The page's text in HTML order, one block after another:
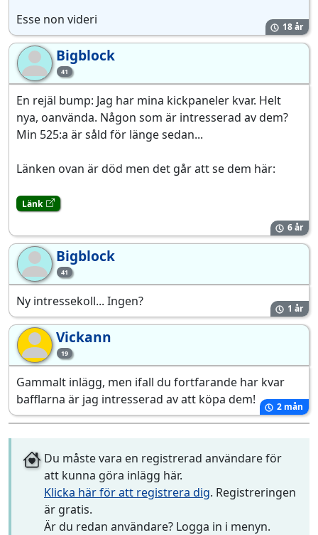
Esse non videri 18 år
Bi 41
Bigblock
En rejäl bump: Jag har mina kickpaneler kvar. Helt
nya, oanvända. Någon som är intresserad av dem?
Min 525:a är såld för länge sedan...
Länken ovan är död men det går att se dem här:
Länk
6 år
Bi 41
Bigblock
Ny intressekoll... Ingen? 1 år
Vi 19
Vickann
Gammalt inlägg, men ifall du fortfarande har kvar
bafflarna är jag intresserad av att köpa dem!
2 mån
Du måste vara en registrerad användare för
att kunna göra inlägg här.
Klicka här för att registrera dig. Registreringen
är gratis.
Är du redan användare? Logga in i menyn.